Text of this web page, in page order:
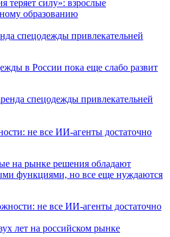
спецодежды привлекательней
в России пока еще слабо развит
не все ИИ-агенты достаточно
на рынке решения обладают
функциями, но все еще нуждаются
лет на российском рынке